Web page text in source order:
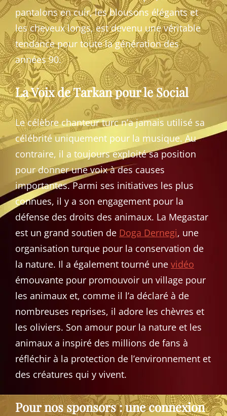
pantalons en cuir, les blousons élégants et
les cheveux longs, est devenu une véritable
tendance pour toute la génération des
années 90.
La Voix de Tarkan pour le Social
Le célèbre chanteur turc n’a jamais utilisé sa
célébrité uniquement pour la musique. Au
contraire, il a toujours exploité sa position
pour donner une voix à des causes
importantes. Parmi ses initiatives les plus
connues, il y a son engagement pour la
défense des droits des animaux. La Megastar
est un grand soutien de Doga Dernegi, une
organisation turque pour la conservation de
la nature. Il a également tourné une vidéo
émouvante pour promouvoir un village pour
les animaux et, comme il l’a déclaré à de
nombreuses reprises, il adore les chèvres et
les oliviers. Son amour pour la nature et les
animaux a inspiré des millions de fans à
réfléchir à la protection de l’environnement et
des créatures qui y vivent.
Pour nos sponsors : une connexion